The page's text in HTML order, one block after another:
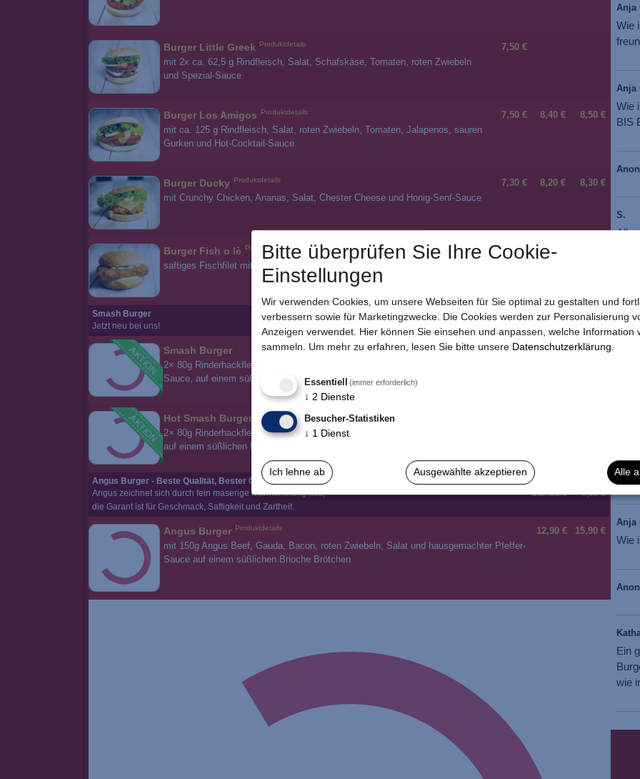
Burger Little Greek Produktdetails
mit 2x ca. 62,5 g Rindfleisch, Salat, Schafskäse, Tomaten, roten Zwiebeln
und Spezial-Sauce
7,50 €
Burger Los Amigos Produktdetails
mit ca. 125 g Rindfleisch, Salat, roten Zwiebeln, Tomaten, Jalapenos, sauren
Gurken und Hot-Cocktail-Sauce
7,50 € 8,40 € 8,50 €
Burger Ducky Produktdetails
mit Crunchy Chicken, Ananas, Salat, Chester Cheese und Honig-Senf-Sauce
7,30 € 8,20 € 8,30 €
Burger Fish o lè Produktdetails
saftiges Fischfilet mit Chester Cheese und Remoulade
5,70 €
Smash Burger
Jetzt neu bei uns!
Potato Bun
AKTION Smash Burger
2× 80g Rinderhackfleisch, Chester Cheese, Zwiebeln, saure Gurken, hausgemachte Pfeffer-
Sauce, auf einem süßlichen Potato Bun Brötchen
10,50 €
AKTION Hot Smash Burger
2× 80g Rinderhackfleisch, Chester Cheese, Tomaten, Zwiebeln, Jalapenos, Samurai-Sauce,
auf einem süßlichen Potato Bun Brötchen
Angus Burger - Beste Qualität, Bester Geschmack!
Angus zeichnet sich durch fein maserige Marmorierung aus,
die Garant ist für Geschmack, Saftigkeit und Zartheit.
Standard
+ 3,00 €
Angus Burger Produktdetails
mit 150g Angus Beef, Gauda, Bacon, roten Zwiebeln, Salat und hausgemachter Pfeffer-
Sauce auf einem süßlichen Brioche Brötchen
12,90 € 15,90 €
Anja
Wie
Anja
Wie
BIS
S.
mal
Es
Anja
Wie
Ein
wie
Bitte überprüfen Sie Ihre Cookie-
Einstellungen
Wir verwenden Cookies, um unsere Webseiten für Sie optimal zu gestalten und
verbessern sowie für Marketingzwecke. Die Cookies werden zur Personalisierung
Anzeigen verwendet. Hier können Sie einsehen und anpassen, welche Information
sammeln.
Um mehr zu erfahren, lesen Sie bitte unsere Datenschutzerklärung
Essentiell (immer erforderlich)
↓ 2 Dienste
Besucher-Statistiken
↓ 1 Dienst
Ich lehne ab Ausgewählte akzeptieren Alle